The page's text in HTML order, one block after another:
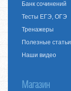
Банк сочинений
Тесты ЕГЭ, ОГЭ
Тренажеры
Полезные статьи
Наши видео
Магазин